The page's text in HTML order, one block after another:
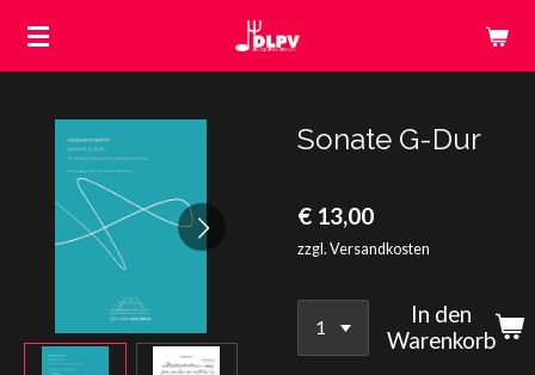
Zum
Sonate G-Dur
€ 13,00
zzgl. Versandkosten
In den
Warenkorb